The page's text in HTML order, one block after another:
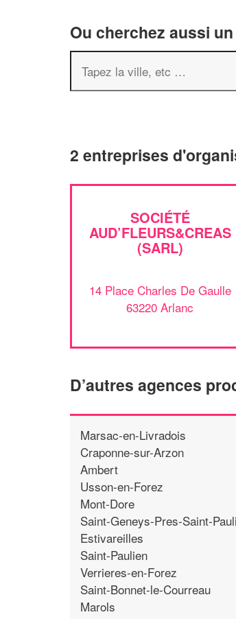
Ou cherchez aussi
2 entreprises
SOCIÉTÉ
AUD’FLEURS&CREAS
(SARL)
14 Place Charles De Gaulle
63220 Arlanc
D’autres agences
Marsac-en-Livradois
Craponne-sur-Arzon
Ambert
Usson-en-Forez
Mont-Dore
Saint-Geneys-Pres-Saint-
Estivareilles
Saint-Paulien
Verrieres-en-Forez
Saint-Bonnet-le-Courreau
Marols